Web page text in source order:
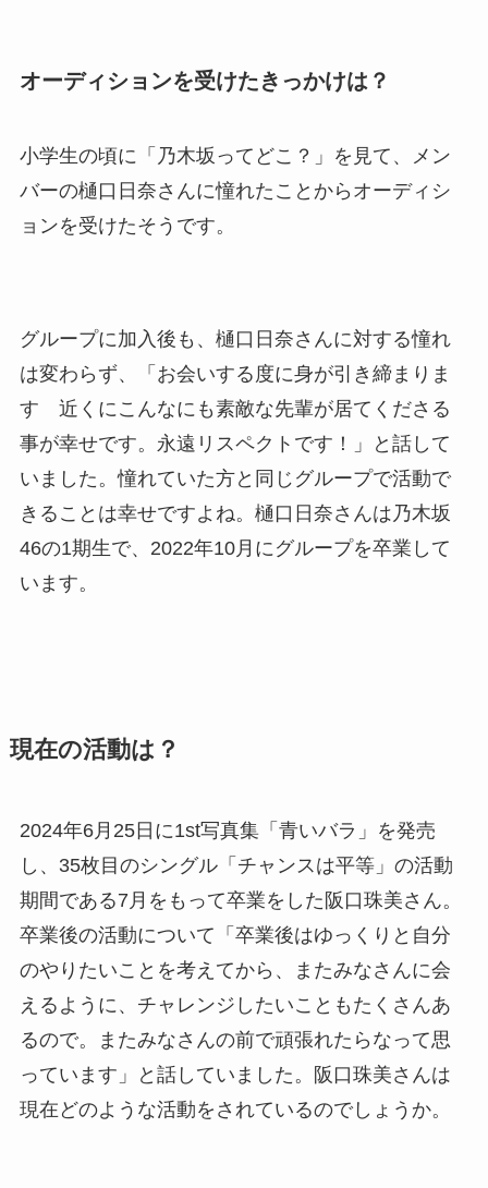
オーディションを受けたきっかけは？
小学生の頃に「乃木坂ってどこ？」を見て、メン
バーの樋口日奈さんに憧れたことからオーディシ
ョンを受けたそうです。
グループに加入後も、樋口日奈さんに対する憧れ
は変わらず、「お会いする度に身が引き締まりま
す 近くにこんなにも素敵な先輩が居てくださる
事が幸せです。永遠リスペクトです！」と話して
いました。憧れていた方と同じグループで活動で
きることは幸せですよね。樋口日奈さんは乃木坂
46の1期生で、2022年10月にグループを卒業して
います。
現在の活動は？
2024年6月25日に1st写真集「青いバラ」を発売
し、35枚目のシングル「チャンスは平等」の活動
期間である7月をもって卒業をした阪口珠美さん。
卒業後の活動について「卒業後はゆっくりと自分
のやりたいことを考えてから、またみなさんに会
えるように、チャレンジしたいこともたくさんあ
るので。またみなさんの前で頑張れたらなって思
っています」と話していました。阪口珠美さんは
現在どのような活動をされているのでしょうか。